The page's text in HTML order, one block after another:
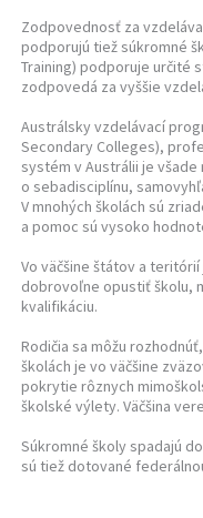
Zodpovednosť za
podporujú tiež súkromné
Training) podporuje určité
zodpovedá za vyššie
Austrálsky vzdelávací
Secondary Colleges),
systém v Austrálii je všade
o sebadisciplínu,
V mnohých školách sú
a pomoc sú vysoko
Vo väčšine štátov a
dobrovoľne opustiť školu,
kvalifikáciu.
Rodičia sa môžu
školách je vo väčšine
pokrytie rôznych
školské výlety. Väčšina
Súkromné školy spadajú
sú tiež dotované